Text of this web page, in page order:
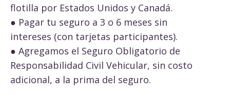
flotilla por Estados Unidos y Canadá.
● Pagar tu seguro a 3 o 6 meses sin
intereses (con tarjetas participantes).
● Agregamos el Seguro Obligatorio de
Responsabilidad Civil Vehicular, sin costo
adicional, a la prima del seguro.